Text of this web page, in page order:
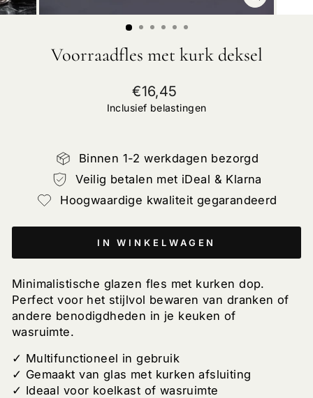
SLUIT
Voorraadfles met kurk deksel
Normale
prijs
€16,45
Inclusief belastingen
Binnen 1-2 werkdagen bezorgd
Veilig betalen met iDeal & Klarna
Hoogwaardige kwaliteit gegarandeerd
IN WINKELWAGEN
Minimalistische glazen fles met kurken dop.
Perfect voor het stijlvol bewaren van dranken of
andere benodigdheden in je keuken of
wasruimte.
✓ Multifunctioneel in gebruik
✓ Gemaakt van glas met kurken afsluiting
✓ Ideaal voor koelkast of wasruimte